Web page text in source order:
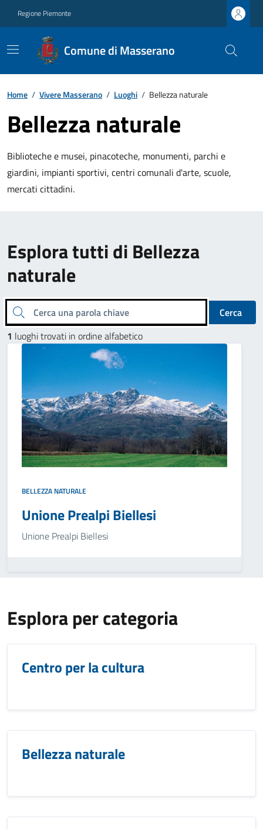
Regione Piemonte
Comune di Masserano
Home / Vivere Masserano / Luoghi / Bellezza naturale
Bellezza naturale
Biblioteche e musei, pinacoteche, monumenti, parchi e
giardini, impianti sportivi, centri comunali d'arte, scuole,
mercati cittadini.
Esplora tutti di Bellezza
naturale
Cerca una parola chiave
Cerca
1 luoghi trovati in ordine alfabetico
BELLEZZA NATURALE
Unione Prealpi Biellesi
Unione Prealpi Biellesi
Esplora per categoria
Centro per la cultura
Bellezza naturale